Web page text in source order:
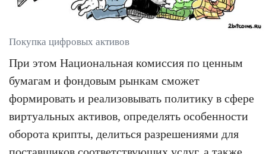
Покупка цифровых активов
При этом Национальная комиссия по ценным
бумагам и фондовым рынкам сможет
формировать и реализовывать политику в сфере
виртуальных активов, определять особенности
оборота крипты, делиться разрешениями для